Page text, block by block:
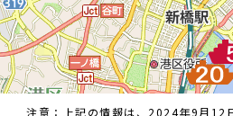
注意：上記の情報は、2024年9月12